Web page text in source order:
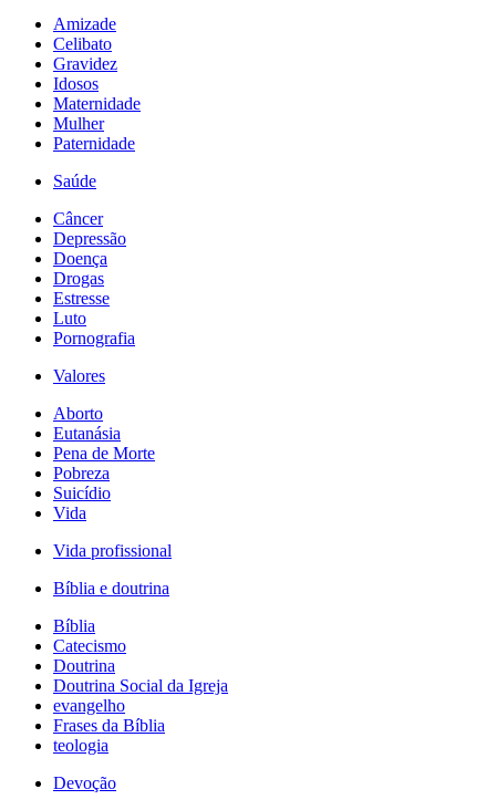
Amizade
Celibato
Gravidez
Idosos
Maternidade
Mulher
Paternidade
Saúde
Câncer
Depressão
Doença
Drogas
Estresse
Luto
Pornografia
Valores
Aborto
Eutanásia
Pena de Morte
Pobreza
Suicídio
Vida
Vida profissional
Bíblia e doutrina
Bíblia
Catecismo
Doutrina
Doutrina Social da Igreja
evangelho
Frases da Bíblia
teologia
Devoção